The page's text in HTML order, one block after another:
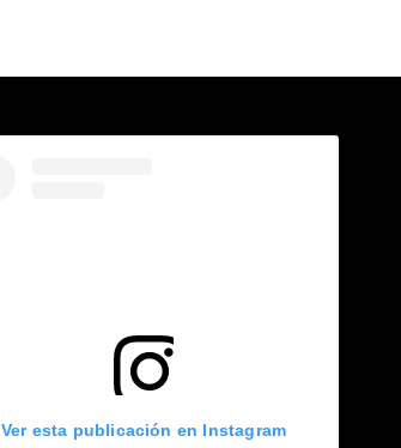
Ver esta publicación en Instagram